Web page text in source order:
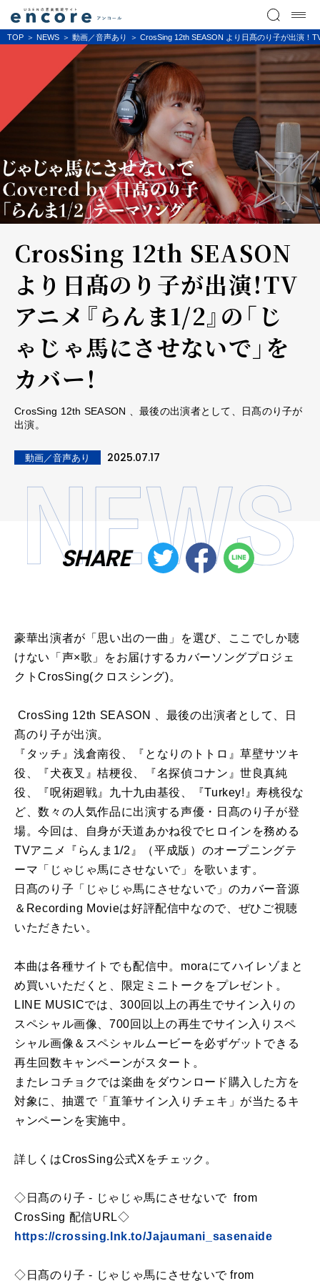
TOP NEWS 動画／音声あり CrosSing 12th SEASON より日髙のり子が出演！
CrosSing 12th SEASON
より日髙のり子が出演！TV
アニメ『らんま1/2』の「じ
ゃじゃ馬にさせないで」を
カバー！
CrosSing 12th SEASON 、最後の出演者として、日髙のり子が
出演。
動画／音声あり 2025.07.17
SHARE
豪華出演者が「思い出の一曲」を選び、ここでしか聴
けない「声×歌」をお届けするカバーソングプロジェ
クトCrosSing(クロスシング)。
CrosSing 12th SEASON 、最後の出演者として、日
髙のり子が出演。
『タッチ』浅倉南役、『となりのトトロ』草壁サツキ
役、『犬夜叉』桔梗役、『名探偵コナン』世良真純
役、『呪術廻戦』九十九由基役、『Turkey!』寿桃役な
ど、数々の人気作品に出演する声優・日髙のり子が登
場。今回は、自身が天道あかね役でヒロインを務める
TVアニメ『らんま1/2』（平成版）のオープニングテ
ーマ「じゃじゃ馬にさせないで」を歌います。
日髙のり子「じゃじゃ馬にさせないで」のカバー音源
＆Recording Movieは好評配信中なので、ぜひご視聴
いただきたい。
本曲は各種サイトでも配信中。moraにてハイレゾまと
め買いいただくと、限定ミニトークをプレゼント。
LINE MUSICでは、300回以上の再生でサイン入りの
スペシャル画像、700回以上の再生でサイン入りスペ
シャル画像＆スペシャルムービーを必ずゲットできる
再生回数キャンペーンがスタート。
またレコチョクでは楽曲をダウンロード購入した方を
対象に、抽選で「直筆サイン入りチェキ」が当たるキ
ャンペーンを実施中。
詳しくはCrosSing公式Xをチェック。
◇日髙のり子 - じゃじゃ馬にさせないで from
CrosSing 配信URL◇
https://crossing.lnk.to/Jajaumani_sasenaide
◇日髙のり子 - じゃじゃ馬にさせないで from